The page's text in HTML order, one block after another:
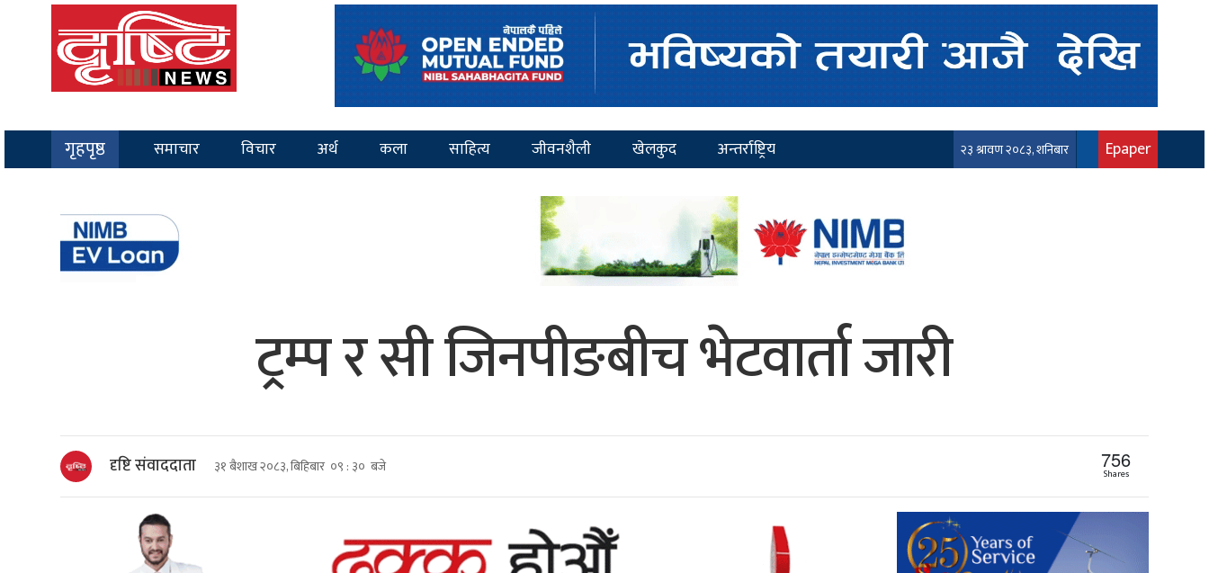
गृहपृष्ठ समाचार विचार अर्थ कला साहित्य जीवनशैली खेलकुद अन्तर्राष्ट्रिय २३ श्रावण २०८३, शनिबार Epaper
ट्रम्प र सी जिनपीङबीच भेटवार्ता जारी
दृष्टि संवाददाता ३१ बैशाख २०८३, बिहिबार ०९ : ३० बजे 756
Shares